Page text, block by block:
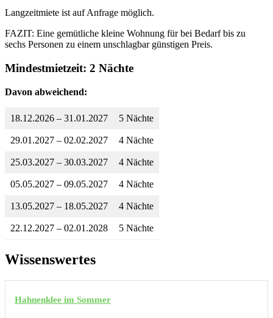
Langzeitmiete ist auf Anfrage möglich.
FAZIT: Eine gemütliche kleine Wohnung für bei Bedarf bis zu
sechs Personen zu einem unschlagbar günstigen Preis.
Mindestmietzeit: 2 Nächte
Davon abweichend:
18.12.2026 – 31.01.2027 5 Nächte
29.01.2027 – 02.02.2027 4 Nächte
25.03.2027 – 30.03.2027 4 Nächte
05.05.2027 – 09.05.2027 4 Nächte
13.05.2027 – 18.05.2027 4 Nächte
22.12.2027 – 02.01.2028 5 Nächte
Wissenswertes
Hahnenklee im Sommer